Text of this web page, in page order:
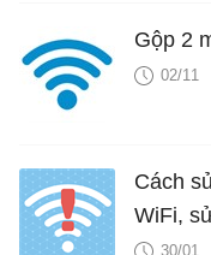
Gộp 2
02/11
Cách
WiFi,
30/01